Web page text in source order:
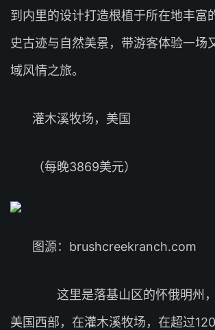
到内里的设计打造根植于所在地丰富
史古迹与自然美景，带游客体验一场
域风情之旅。
灌木溪牧场，美国
（每晚3869美元）
图源：brushcreekranch.com
这里是落基山区的怀俄明州
美国西部，在灌木溪牧场，在超过